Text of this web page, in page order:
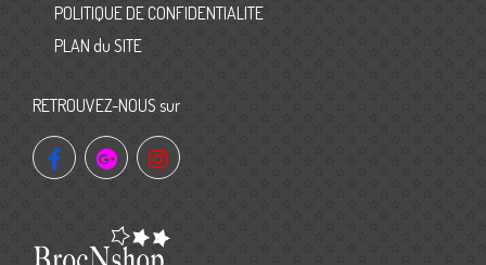
POLITIQUE DE CONFIDENTIALITE
PLAN du SITE
RETROUVEZ-NOUS sur